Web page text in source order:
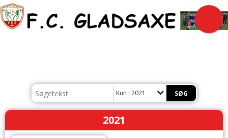
Kun i 2021
2021